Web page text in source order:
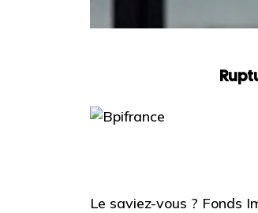
Le saviez-vous ? Fonds